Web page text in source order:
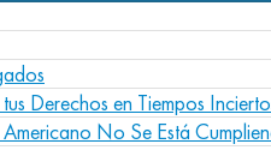
Derechos en Tiempos
No Se Está